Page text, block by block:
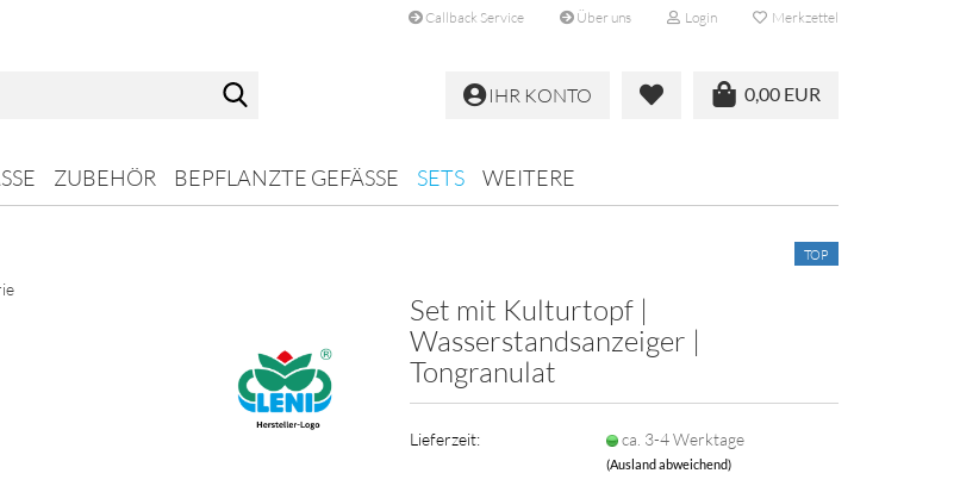
Callback Service Über uns Login Merkzettel
0,00 EUR
IHR KONTO
ZUBEHÖR BEPFLANZTE GEFÄSSE SETS WEITERE
TOP
Set mit Kulturtopf |
Wasserstandsanzeiger |
Tongranulat
Lieferzeit: ca. 3-4 Werktage
(Ausland abweichend)